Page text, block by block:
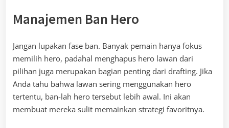
Manajemen Ban Hero
Jangan lupakan fase ban. Banyak pemain hanya fokus
memilih hero, padahal menghapus hero lawan dari
pilihan juga merupakan bagian penting dari drafting. Jika
Anda tahu bahwa lawan sering menggunakan hero
tertentu, ban-lah hero tersebut lebih awal. Ini akan
membuat mereka sulit memainkan strategi favoritnya.